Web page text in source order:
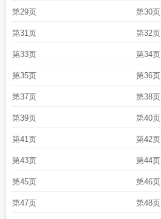
第29页 第30页
第31页 第32页
第33页 第34页
第35页 第36页
第37页 第38页
第39页 第40页
第41页 第42页
第43页 第44页
第45页 第46页
第47页 第48页